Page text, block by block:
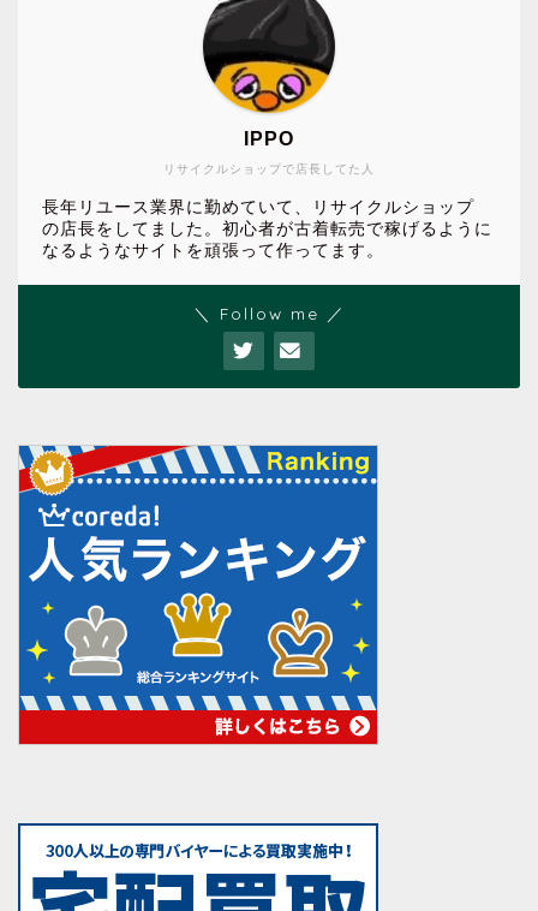
リサイクルショップで店長してた人
IPPO
長年リユース業界に勤めていて、リサイクルショップ
の店長をしてました。初心者が古着転売で稼げるように
なるようなサイトを頑張って作ってます。
＼ Follow me ／